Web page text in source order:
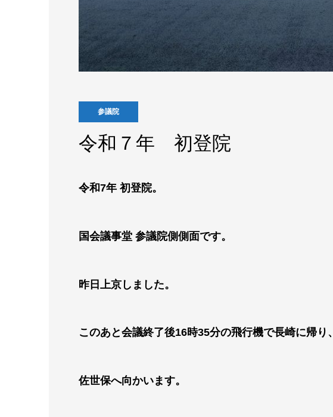
参議院
令和７年 初登院
令和7年 初登院。
国会議事堂 参議院側側面です。
昨日上京しました。
このあと会議終了後16時35分の飛行機で長崎に帰り、
佐世保へ向かいます。